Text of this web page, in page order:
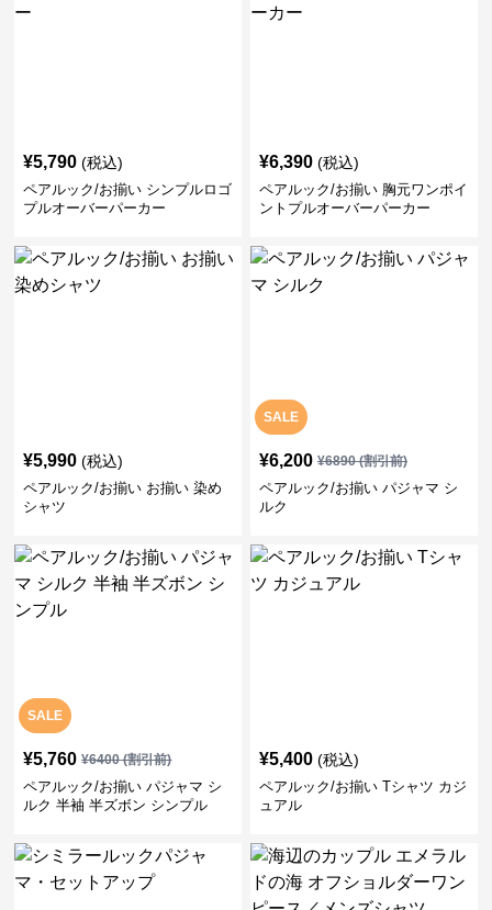
¥5,790 (税込)
ペアルック/お揃い シンプルロゴ
プルオーバーパーカー
¥6,390 (税込)
ペアルック/お揃い 胸元ワンポイ
ントプルオーバーパーカー
¥5,990 (税込)
ペアルック/お揃い お揃い 染め
シャツ
SALE
¥6,200 ¥6890(割引前)
ペアルック/お揃い パジャマ シ
ルク
SALE
¥5,760 ¥6400(割引前)
ペアルック/お揃い パジャマ シ
ルク 半袖 半ズボン シンプル
¥5,400 (税込)
ペアルック/お揃い Tシャツ カジ
ュアル